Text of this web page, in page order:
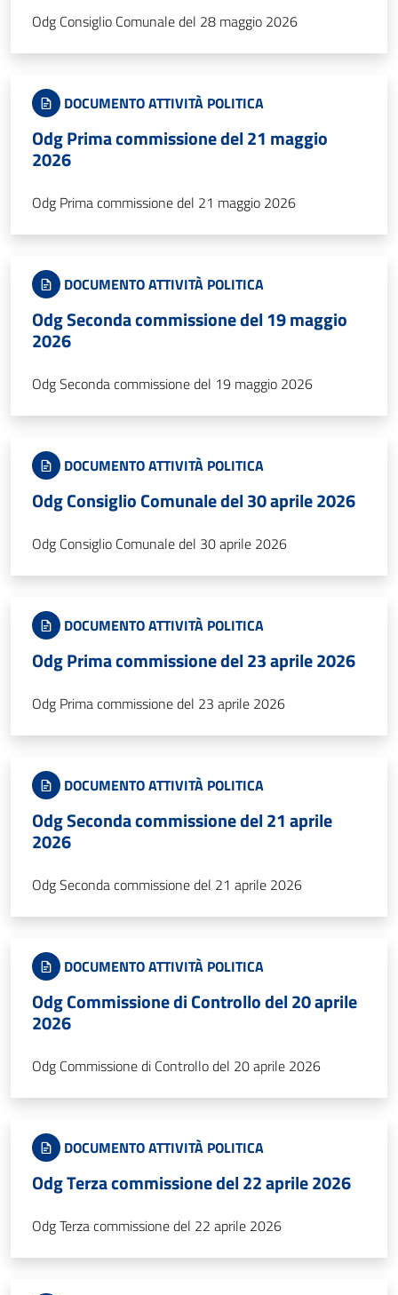
Odg Consiglio Comunale del 28 maggio 2026
DOCUMENTO ATTIVITÀ POLITICA
Odg Prima commissione del 21 maggio
2026
Odg Prima commissione del 21 maggio 2026
DOCUMENTO ATTIVITÀ POLITICA
Odg Seconda commissione del 19 maggio
2026
Odg Seconda commissione del 19 maggio 2026
DOCUMENTO ATTIVITÀ POLITICA
Odg Consiglio Comunale del 30 aprile 2026
Odg Consiglio Comunale del 30 aprile 2026
DOCUMENTO ATTIVITÀ POLITICA
Odg Prima commissione del 23 aprile 2026
Odg Prima commissione del 23 aprile 2026
DOCUMENTO ATTIVITÀ POLITICA
Odg Seconda commissione del 21 aprile
2026
Odg Seconda commissione del 21 aprile 2026
DOCUMENTO ATTIVITÀ POLITICA
Odg Commissione di Controllo del 20 aprile
2026
Odg Commissione di Controllo del 20 aprile 2026
DOCUMENTO ATTIVITÀ POLITICA
Odg Terza commissione del 22 aprile 2026
Odg Terza commissione del 22 aprile 2026